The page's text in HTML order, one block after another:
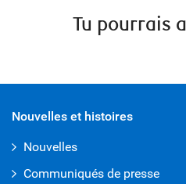
Tu pourrais
Nouvelles et histoires
Nouvelles
Communiqués de presse